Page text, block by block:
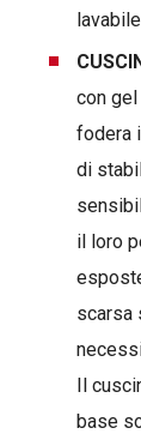
con
fodera
di
il loro
scarsa
Il
base